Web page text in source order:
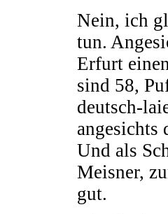
Nein, ich
tun.
Erfurt
sind 58,
deutsch-
angesichts
Und als
Meisner,
gut.